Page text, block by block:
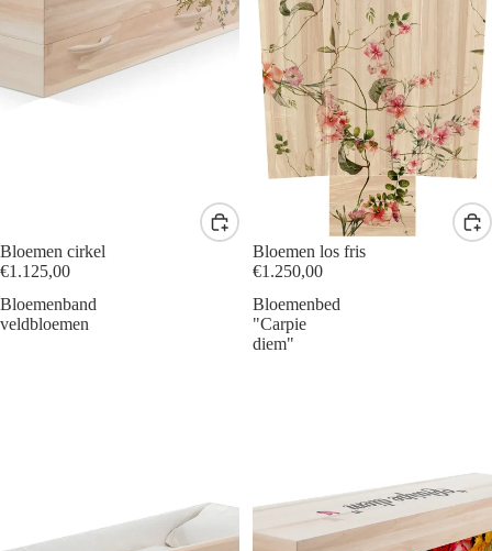
Bloemen cirkel
€1.125,00
Bloemen los fris
€1.250,00
Bloemenband
veldbloemen
Bloemenbed
"Carpie
diem"